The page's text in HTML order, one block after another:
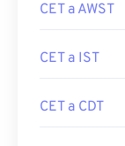
CET a AWST
CET a IST
CET a CDT